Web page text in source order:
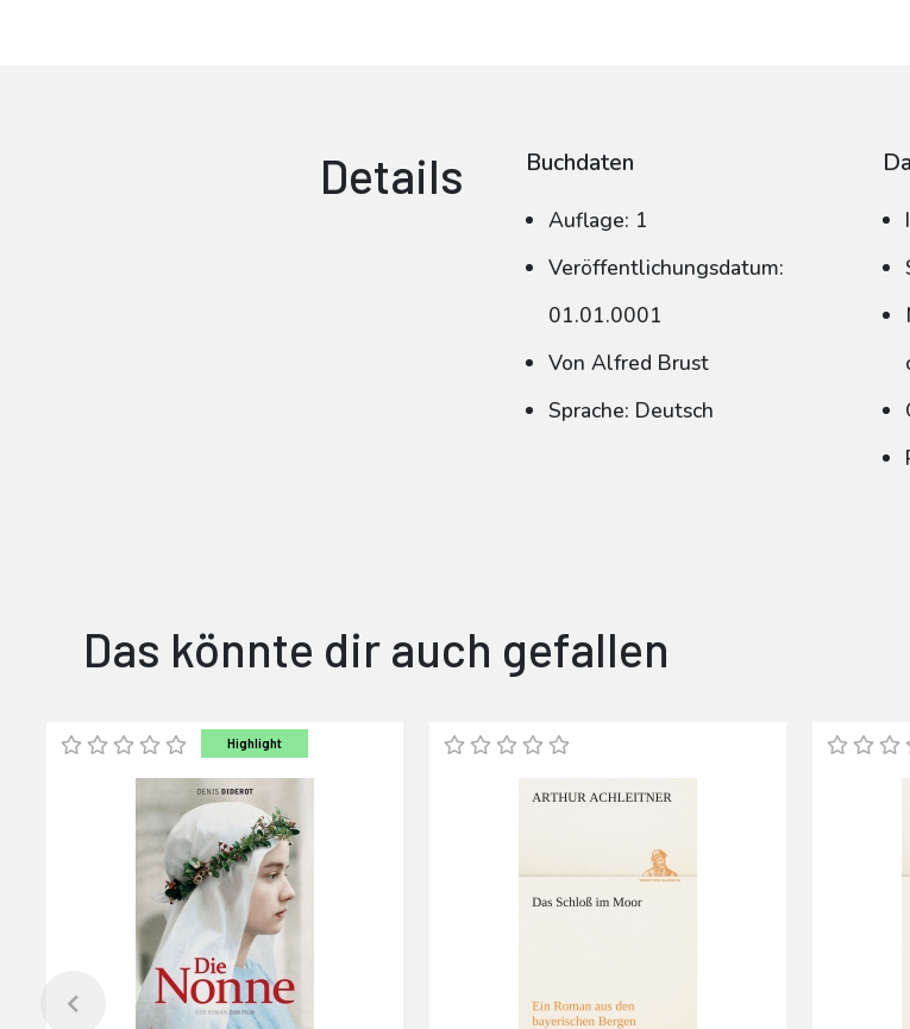
Details Buchdaten
Auflage: 1
Veröffentlichungsdatum:
01.01.0001
Von Alfred Brust
Sprache: Deutsch
Das könnte dir auch gefallen
Highlight